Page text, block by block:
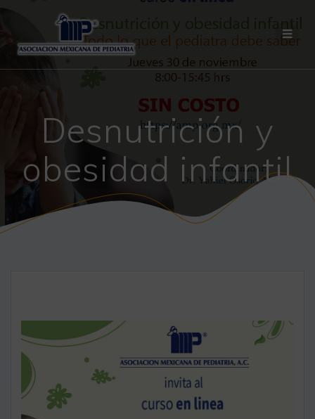
Saltar
contenido
Desnutrición y
obesidad infantil